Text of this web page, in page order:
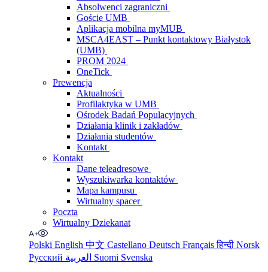
Absolwenci zagraniczni
Goście UMB
Aplikacja mobilna myMUB
MSCA4EAST – Punkt kontaktowy Białystok
(UMB)
PROM 2024
OneTick
Prewencja
Aktualności
Profilaktyka w UMB
Ośrodek Badań Populacyjnych
Działania klinik i zakładów
Działania studentów
Kontakt
Kontakt
Dane teleadresowe
Wyszukiwarka kontaktów
Mapa kampusu
Wirtualny spacer
Poczta
Wirtualny Dziekanat
Polski English 中文 Castellano Deutsch Françaisहिन्दी Norsk
Русский
Suomi Svenska